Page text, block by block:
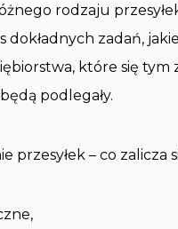
rodzaju
dokładnych zadań,
które się
podlegały.
przesyłek – co zalicza